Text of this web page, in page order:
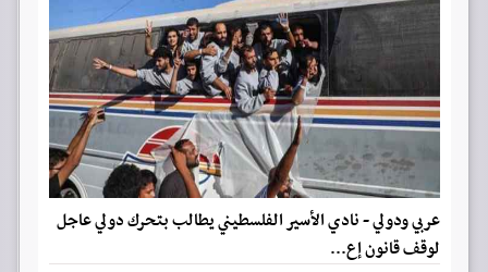
عربي ودولي - نادي الأسير الفلسطيني يطالب بتحرك دولي عاجل
لوقف قانون إع...